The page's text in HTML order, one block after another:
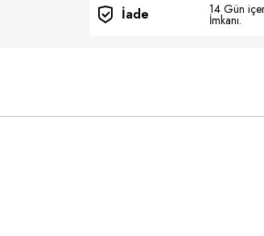
İade 14 Gün
İmkanı.